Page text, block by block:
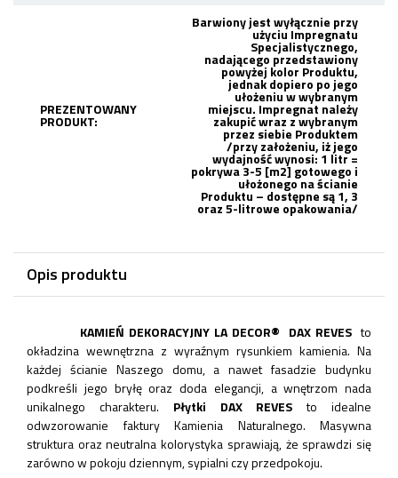
PREZENTOWANY
PRODUKT:
Barwiony jest wyłącznie przy
użyciu Impregnatu
Specjalistycznego,
nadającego przedstawiony
powyżej kolor Produktu,
jednak dopiero po jego
ułożeniu w wybranym
miejscu. Impregnat należy
zakupić wraz z wybranym
przez siebie Produktem
/przy założeniu, iż jego
wydajność wynosi: 1 litr =
pokrywa 3-5 [m2] gotowego i
ułożonego na ścianie
Produktu – dostępne są 1, 3
oraz 5-litrowe opakowania/
Opis produktu
KAMIEŃ DEKORACYJNY LA DECOR® DAX REVES to
okładzina wewnętrzna z wyraźnym rysunkiem kamienia. Na
każdej ścianie Naszego domu, a nawet fasadzie budynku
podkreśli jego bryłę oraz doda elegancji, a wnętrzom nada
unikalnego charakteru. Płytki DAX REVES to idealne
odwzorowanie faktury Kamienia Naturalnego. Masywna
struktura oraz neutralna kolorystyka sprawiają, że sprawdzi się
zarówno w pokoju dziennym, sypialni czy przedpokoju.